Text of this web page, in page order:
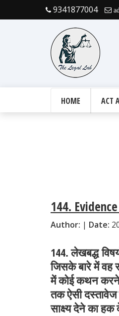
9341877004
HOME ACT
144.
Author: | Date:
144. लेखबद्ध
जिसके बारे में वह
में कोई कथन करने
तक ऐसी दस्तावेज
साक्ष्य देने का हक